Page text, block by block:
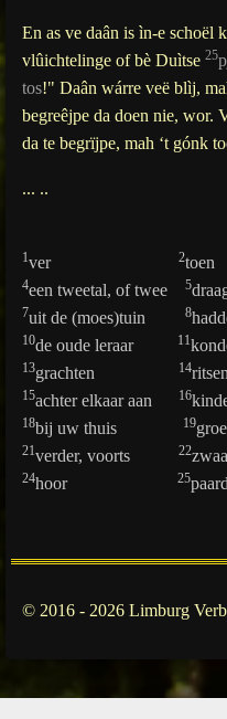
En as ve daân is ìn-e schoël
vlûichtelinge of bè Duìtse 25
tos!" Daân wárre veë blìj,
begreêjpe da doen nie, wor.
da te begrïjpe, mah ‘t gónk
... ..
1ver 2
4een tweetal, of twee 5
7uit de (moes)tuin 8
10de oude leraar 11
13grachten 14
15achter elkaar aan 16
18bij uw thuis 19
21verder, voorts 22
24hoor 25
© 2016 - 2026 Limburg